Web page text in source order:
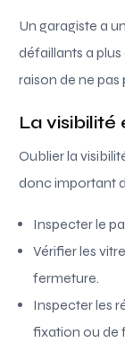
Un garagiste a
défaillants a
raison de ne
La visibilité
Oublier la
donc important
Inspecter le
Vérifier les
fermeture.
Inspecter les
fixation ou de